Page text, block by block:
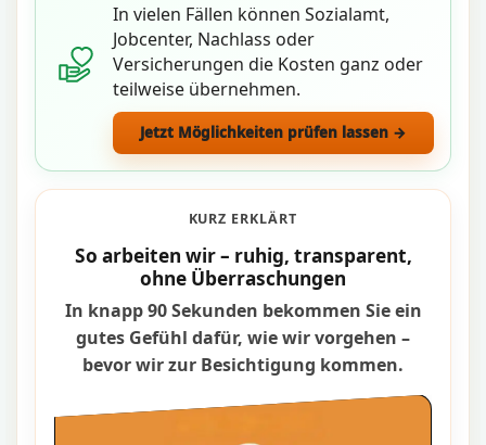
In vielen Fällen können Sozialamt,
Jobcenter, Nachlass oder
Versicherungen die Kosten ganz oder
teilweise übernehmen.
Jetzt Möglichkeiten prüfen lassen →
KURZ ERKLÄRT
So arbeiten wir – ruhig, transparent,
ohne Überraschungen
In knapp 90 Sekunden bekommen Sie ein
gutes Gefühl dafür, wie wir vorgehen –
bevor wir zur Besichtigung kommen.